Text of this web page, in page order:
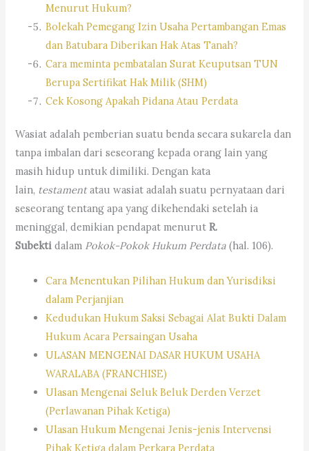
Menurut Hukum?
Bolekah Pemegang Izin Usaha Pertambangan Emas
dan Batubara Diberikan Hak Atas Tanah?
Cara meminta pembatalan Surat Keuputsan TUN
Berupa Sertifikat Hak Milik (SHM)
Cek Kosong Apakah Pidana Atau Perdata
Wasiat adalah pemberian suatu benda secara sukarela dan
tanpa imbalan dari seseorang kepada orang lain yang
masih hidup untuk dimiliki. Dengan kata
lain, testamentatau wasiat adalah suatu pernyataan dari
seseorang tentang apa yang dikehendaki setelah ia
meninggal, demikian pendapat menurutR.
Subekti dalam Pokok-Pokok Hukum Perdata (hal. 106).
Cara Menentukan Pilihan Hukum dan Yurisdiksi
dalam Perjanjian
Kedudukan Hukum Saksi Sebagai Alat Bukti Dalam
Hukum Acara Persaingan Usaha
ULASAN MENGENAI DASAR HUKUM USAHA
WARALABA (FRANCHISE)
Ulasan Mengenai Seluk Beluk Derden Verzet
(Perlawanan Pihak Ketiga)
Ulasan Hukum Mengenai Jenis-jenis Intervensi
Pihak Ketiga dalam Perkara Perdata